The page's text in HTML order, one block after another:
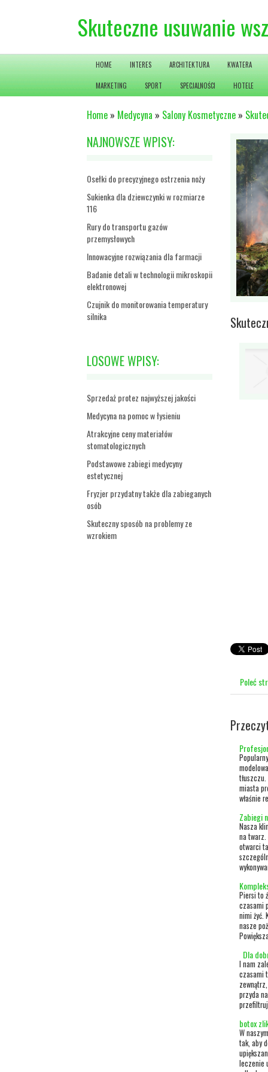
Skuteczne usuwanie
HOME INTERES ARCHITEKTURA KWATERA
MARKETING SPORT SPECJALNOŚCI HOTELE
Home » Medycyna » Salony Kosmetyczne »
NAJNOWSZE WPISY:
Osełki do precyzyjnego ostrzenia noży
Sukienka dla dziewczynki w rozmiarze
116
Rury do transportu gazów
przemysłowych
Innowacyjne rozwiązania dla farmacji
Badanie detali w technologii mikroskopii
elektronowej
Czujnik do monitorowania temperatury
silnika
LOSOWE WPISY:
Sprzedaż protez najwyższej jakości
Medycyna na pomoc w łysieniu
Atrakcyjne ceny materiałów
stomatologicznych
Podstawowe zabiegi medycyny
estetycznej
Fryzjer przydatny także dla zabieganych
osób
Skuteczny sposób na problemy ze
wzrokiem
Poleć
miasta
właśnie
Zabiegi
Nasza
na twarz.
otwarci
Piersi to
czasami
nimi żyć.
nasze
Dla
I nam
czasami
przyda
botox
W
tak, aby
leczenie